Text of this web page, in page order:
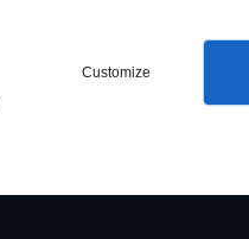
Customize